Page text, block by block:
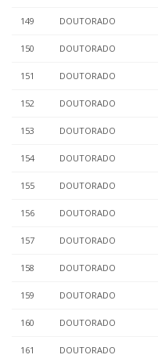
149 DOUTORADO
150 DOUTORADO
151 DOUTORADO
152 DOUTORADO
153 DOUTORADO
154 DOUTORADO
155 DOUTORADO
156 DOUTORADO
157 DOUTORADO
158 DOUTORADO
159 DOUTORADO
160 DOUTORADO
161 DOUTORADO